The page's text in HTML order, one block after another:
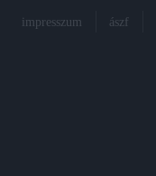
impresszum ászf